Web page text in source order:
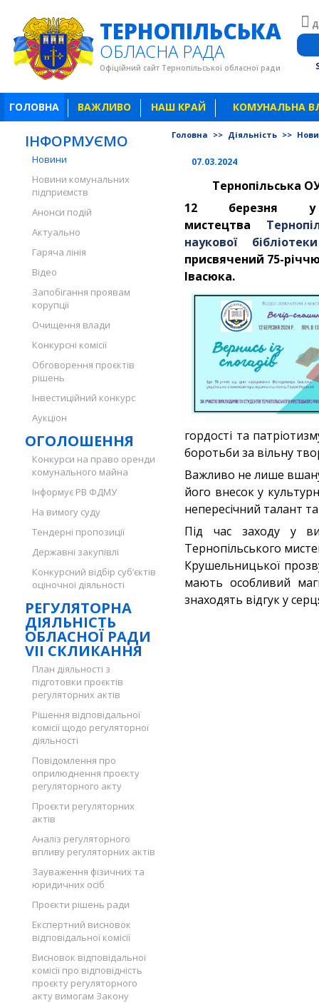
ТЕРНОПІЛЬСЬКА
ОБЛАСНА РАДА
Офіційний сайт Тернопільської обласної ради
ГОЛОВНА ВАЖЛИВО НАШ КРАЙ КОМУНАЛЬНА
ІНФОРМУЄМО
Новини
Новини комунальних
підприємств
Анонси подій
Актуально
Гаряча лінія
Відео
Запобігання проявам
корупції
Очищення влади
Конкурсні комісії
Обговорення проєктів
рішень
Інвестиційний конкурс
Аукціон
ОГОЛОШЕННЯ
Конкурси на право оренди
комунального майна
Інформує РВ ФДМУ
На вимогу суду
Тендерні пропозиції
Державні закупівлі
Конкурсний відбір суб’єктів
оціночної діяльності
РЕГУЛЯТОРНА
ДІЯЛЬНІСТЬ
ОБЛАСНОЇ РАДИ
VII СКЛИКАННЯ
План діяльності з
підготовки проєктів
регуляторних актів
Рішення відповідальної
комісії щодо регуляторної
діяльності
Повідомлення про
оприлюднення проєкту
регуляторного акту
Проєкти регуляторних
актів
Аналіз регуляторного
впливу регуляторних актів
Зауваження фізичних та
юридичних осіб
Проєкти рішень ради
Експертний висновок
відповідальної комісії
Висновок відповідальної
комісії про відповідність
проєкту регуляторного
акту вимогам Закону
Головна >> Діяльність >>
07.03.2024
Тернопільська
12 березня у
мистецтва
наукової бібліотеки
присвячений 75-
Івасюка.
гордості та
боротьби за вільну
Важливо не лише
його внесок у
непересічний талант
Під час заходу у
Тернопільського
Крушельницької
мають особливий
знаходять відгук у